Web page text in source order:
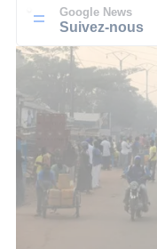
Google News
Suivez-nous